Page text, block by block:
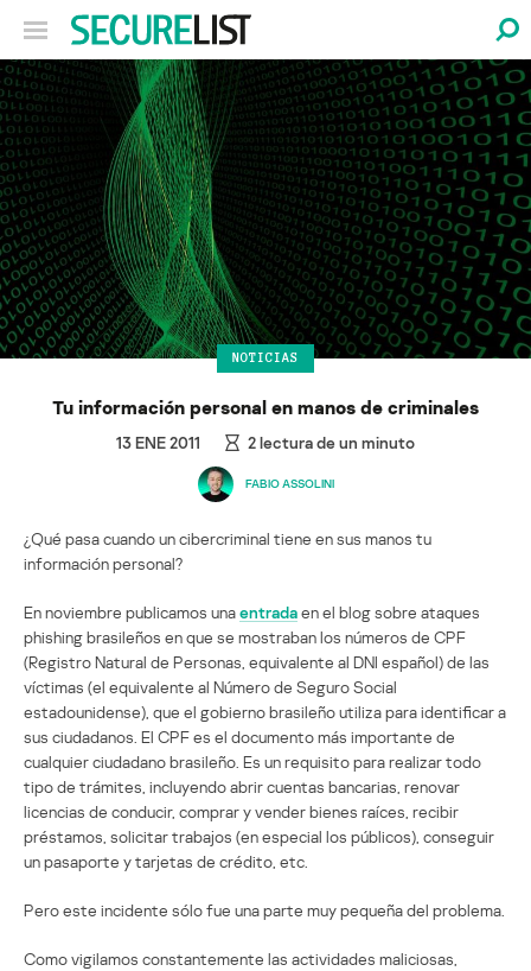
NOTICIAS
Tu información personal en manos de criminales
13 ENE 2011 2lectura de un minuto
FABIO ASSOLINI
¿Qué pasa cuando un cibercriminal tiene en sus manos tu
información personal?
En noviembre publicamos unaentradaen el blog sobre ataques
phishing brasileños en que se mostraban los números de CPF
(Registro Natural de Personas, equivalente al DNI español) de las
víctimas (el equivalente al Número de Seguro Social
estadounidense), que el gobierno brasileño utiliza para identificar a
sus ciudadanos. El CPF es el documento más importante de
cualquier ciudadano brasileño. Es un requisito para realizar todo
tipo de trámites, incluyendo abrir cuentas bancarias, renovar
licencias de conducir, comprar y vender bienes raíces, recibir
préstamos, solicitar trabajos (en especial los públicos), conseguir
un pasaporte y tarjetas de crédito, etc.
Pero este incidente sólo fue una parte muy pequeña del problema.
Como vigilamos constantemente las actividades maliciosas,